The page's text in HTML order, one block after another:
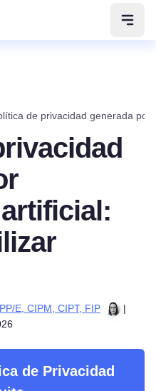
Abrir
de privacidad generada
E, CIPM, CIPT, FIP
|
de Privacidad